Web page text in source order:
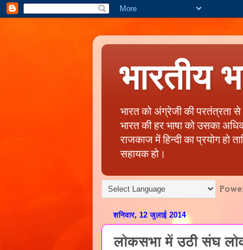
भारतीय
भारत को अंग्रेजी की परतंत्रता से
भारत की हर भाषा को उसका
राजकाज में हिन्दी का प्रयोग हो
सहायक हो।
शनिवार, 12 जुलाई 2014
लोकसभा में उठी संघ